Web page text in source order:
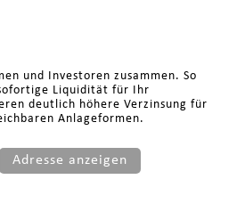
und Investoren zusammen. So
Liquidität für Ihr
deutlich höhere Verzinsung für
Anlageformen.
Adresse anzeigen